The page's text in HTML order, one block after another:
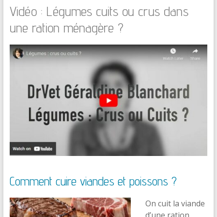
Vidéo : Légumes cuits ou crus dans
une ration ménagère ?
Comment cuire viandes et poissons ?
On cuit la viande